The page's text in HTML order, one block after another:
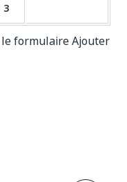
3
le formulaire Ajouter